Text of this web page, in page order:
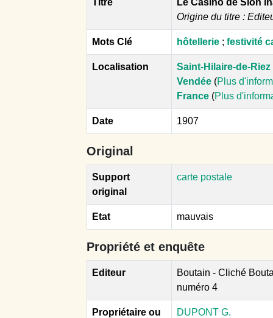
Origine du titre :
Mots Clé hôtellerie ; festivité
Localisation
Saint-Hilaire-de-Riez
Vendée (Plus
France (Plus
Date 1907
Original
Support
original
carte postale
Etat mauvais
Propriété et enquête
Editeur
Boutain - Cliché
numéro 4
Propriétaire ou
DUPONT G.